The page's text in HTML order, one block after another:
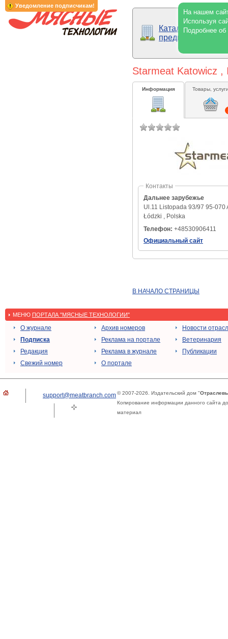
Уведомление подписчикам!
На нашем
Используя
Подробнее
Каталог
предприятий
Starmeat Katowicz ,
Информация Товары,
Контакты
Дальнее зарубежье
Ul.11 Listopada 93/97 95-070
Łódzki , Polska
Телефон: +48530906411
Официальный сайт
В НАЧАЛО СТРАНИЦЫ
МЕНЮ ПОРТАЛА "МЯСНЫЕ ТЕХНОЛОГИИ"
О журнале
Подписка
Редакция
Свежий номер
Архив номеров
Реклама на портале
Реклама в журнале
О портале
Новости
Ветеринария
Публикации
support@meatbranch.com© 2007-2026. Издательский дом "
Копирование информации данного сайта
материал